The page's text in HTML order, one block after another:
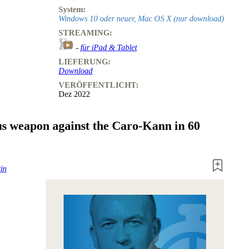
System:
Windows 10 oder neuer, Mac OS X (nur download)
STREAMING:
- für iPad & Tablet
LIEFERUNG:
Download
VERÖFFENTLICHT:
Dez 2022
weapon against the Caro-Kann in 60